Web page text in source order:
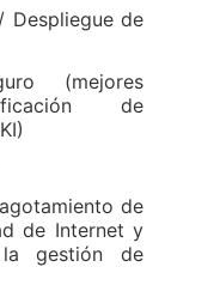
Despliegue de
(mejores
de
de
de Internet y
gestión de